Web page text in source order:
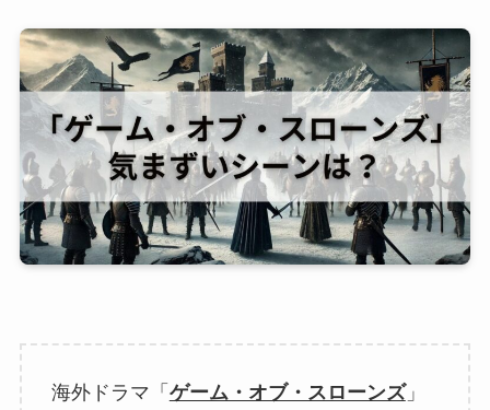
海外ドラマ「 ゲーム・オブ・スローンズ」